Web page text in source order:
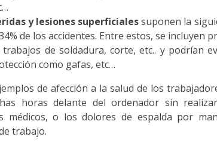
y lesiones superficialessuponen la
de los accidentes. Entre estos, se incluyen
trabajos de soldadura, corte, etc.. y podrían
como gafas, etc…
de afección a la salud de los
horas delante del ordenador sin
médicos, o los dolores de espalda por
trabajo.